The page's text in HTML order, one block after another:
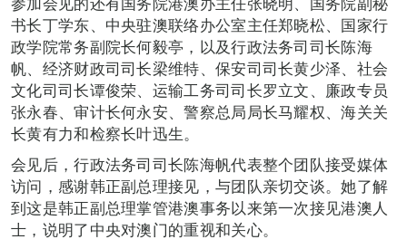
书长丁学东、中央驻澳联络办公室主任郑晓松、国家行
政学院常务副院长何毅亭，以及行政法务司司长陈海
帆、经济财政司司长梁维特、保安司司长黄少泽、社会
文化司司长谭俊荣、运输工务司司长罗立文、廉政专员
张永春、审计长何永安、警察总局局长马耀权、海关关
长黄有力和检察长叶迅生。
会见后，行政法务司司长陈海帆代表整个团队接受媒体
访问，感谢韩正副总理接见，与团队亲切交谈。她了解
到这是韩正副总理掌管港澳事务以来第一次接见港澳人
士，说明了中央对澳门的重视和关心。